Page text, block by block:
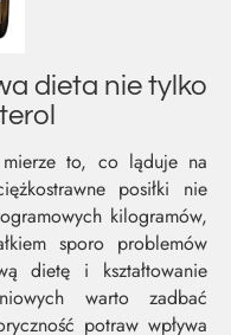
dieta nie tylko
to, co ląduje na
posiłki nie
kilogramów,
sporo problemów
dietę i kształtowanie
warto zadbać
potraw wpływa